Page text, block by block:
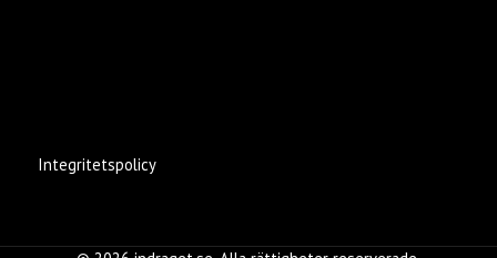
Integritetspolicy